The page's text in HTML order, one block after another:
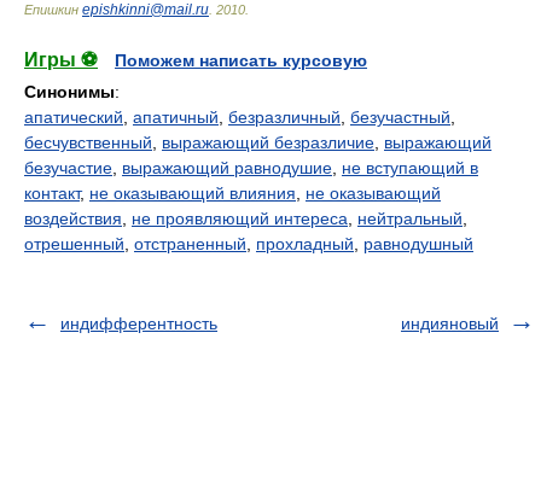
Епишкин epishkinni@mail.ru 2010
Игры ⚽
Поможем написать курсовую
Синонимы:
апатический апатичный безразличный безучастный
бесчувственный
выражающий безразличие выражающий
безучастие выражающий равнодушие не вступающий в
контакт, не оказывающий влияния
не оказывающий
воздействия
не проявляющий интереса нейтральный
отрешенный отстраненный прохладный равнодушный
индифферентность индияновый